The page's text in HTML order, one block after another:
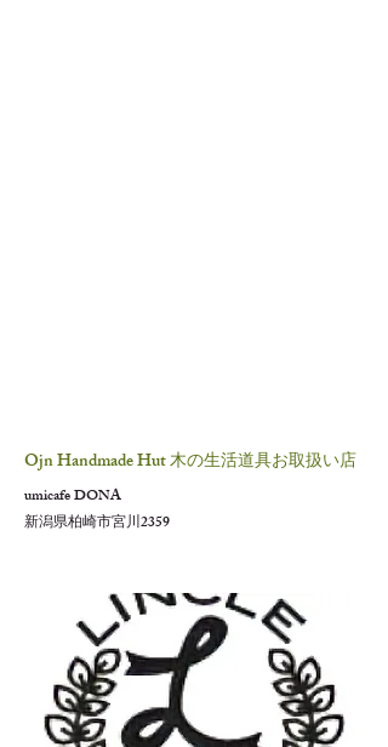
Ojn Handmade Hut 木の生活道具お取扱い店
umicafe DONA
新潟県柏崎市宮川2359